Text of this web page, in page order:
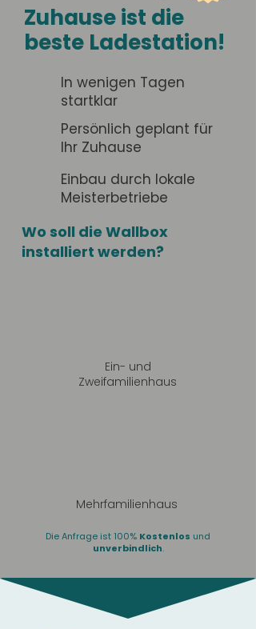
Zuhause ist die
beste Ladestation!
In wenigen Tagen
startklar
Persönlich geplant für
Ihr Zuhause
Einbau durch lokale
Meisterbetriebe
Wo soll die Wallbox
installiert werden?
Ein- und
Zweifamilienhaus
Mehrfamilienhaus
Die Anfrage ist 100% Kostenlos und
unverbindlich.